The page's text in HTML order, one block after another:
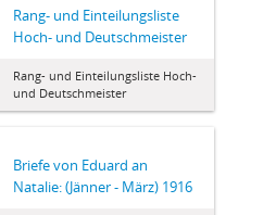
Rang- und Einteilungsliste
Hoch- und Deutschmeister
Rang- und Einteilungsliste Hoch-
und Deutschmeister
Briefe von Eduard an
Natalie: (Jänner - März) 1916